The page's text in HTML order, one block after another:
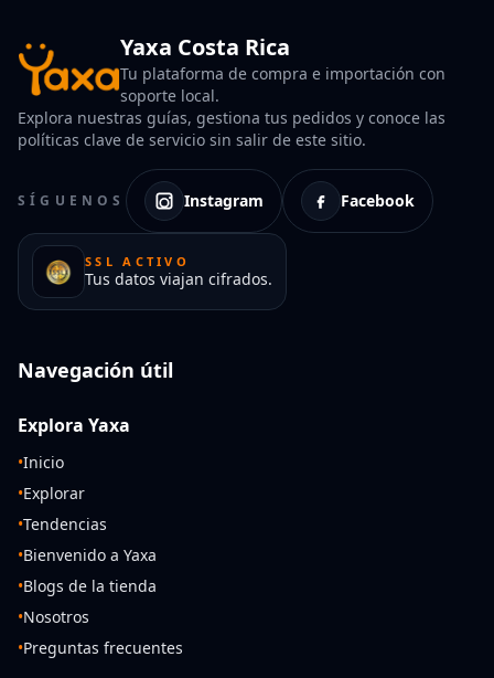
Yaxa Costa Rica
Tu plataforma de compra e importación con
soporte local.
Explora nuestras guías, gestiona tus pedidos y conoce las
políticas clave de servicio sin salir de este sitio.
SÍGUENOS Instagram Facebook
SSL ACTIVO
Tus datos viajan cifrados.
Navegación útil
Explora Yaxa
•Inicio
•Explorar
•Tendencias
•Bienvenido a Yaxa
•Blogs de la tienda
•Nosotros
•Preguntas frecuentes